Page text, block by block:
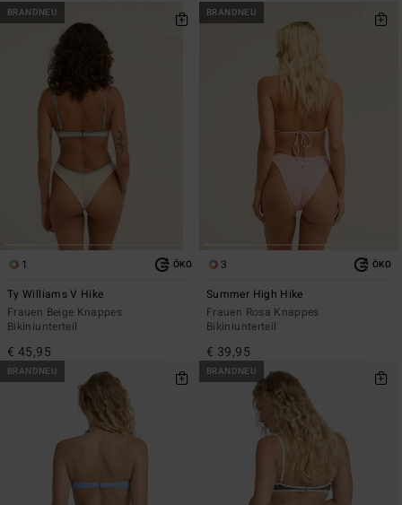
Direkt
zu
Filterkriterien
springen
Überspringen
und
BRANDNEU
1 ÖKO
Ty Williams V Hike
Frauen Beige Knappes
Bikiniunterteil
€ 45,95
BRANDNEU
3 ÖKO
Summer High Hike
Frauen Rosa Knappes
Bikiniunterteil
€ 39,95
BRANDNEU BRANDNEU